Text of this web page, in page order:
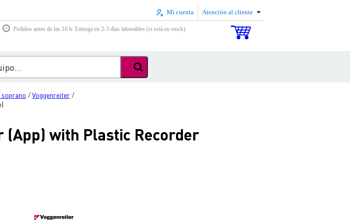
Mi cuenta Atención al cliente
Pedidos antes de las 16 h: Entrega en 2-3 días laborables (si está en stock)
/Voggenreiter /
with Plastic Recorder